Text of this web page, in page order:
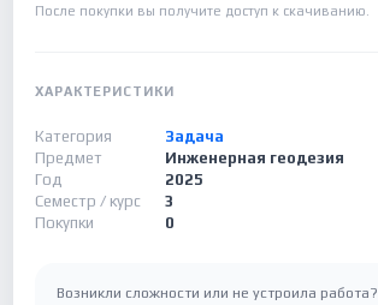
После покупки вы получите доступ к скачиванию.
ХАРАКТЕРИСТИКИ
Категория
Задача
Предмет
Инженерная геодезия
Год
2025
Семестр / курс
3
Покупки
0
Возникли сложности или не устроила работа?